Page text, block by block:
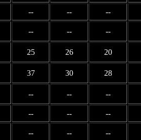
-- -- --
-- -- --
25 26 20
37 30 28
-- -- --
-- -- --
-- -- --